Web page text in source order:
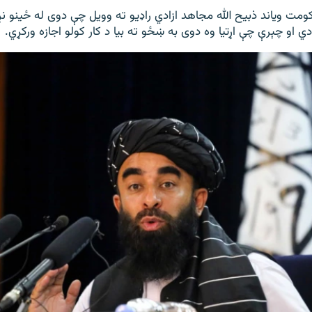
ویاند ذبیح الله مجاهد ازادي راډيو ته وویل چې دوی له ځینو
او چېرې چې اړتیا وه دوی به ښځو ته بیا د کار کولو اجازه ورکړي.